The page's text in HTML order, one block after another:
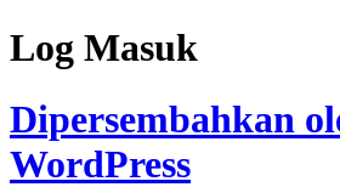
Log Masuk
Dipersembahkan
WordPress